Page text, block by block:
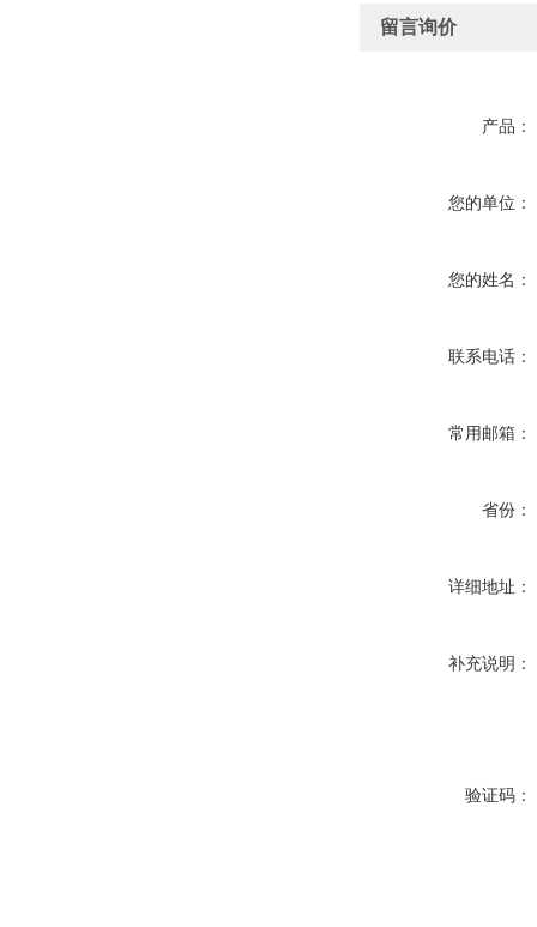
留言询价
产品：
您的单位：
您的姓名：
联系电话：
常用邮箱：
省份：
详细地址：
补充说明：
验证码：